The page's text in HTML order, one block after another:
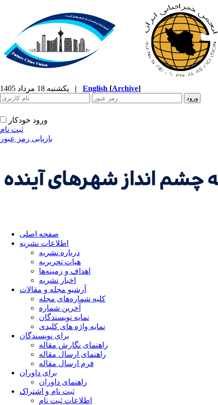
| English [Archive]
ورود خودکار
ثبت نام
بازیابی رمز عبور
صفحه اصلی
اطلاعات نشریه
درباره نشریه
هیات تحریریه
اهداف و زمینه‌ها
اخبار نشریه
آرشیو مجله و مقالات
کلیه شماره‌های مجله
آخرین شماره
نمایه نویسندگان
نمایه واژه های کلیدی
برای نویسندگان
راهنمای نگارش مقاله
راهنمای ارسال مقاله
فرم ارسال مقاله
برای داوران
راهنمای داوران
ثبت نام و اشتراک
اطلاعات ثبت نام